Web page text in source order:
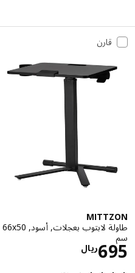
قارن
MITTZON
طاولة لابتوب بعجلات, أسود, ‎66x50
ريال695 الاسعار ريال 695